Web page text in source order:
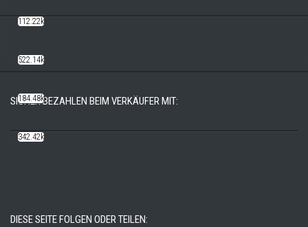
SICHER BEZAHLEN BEIM VERKÄUFER MIT:
DIESE SEITE FOLGEN ODER TEILEN:
112.22k
522.14k
184.48k
342.42k